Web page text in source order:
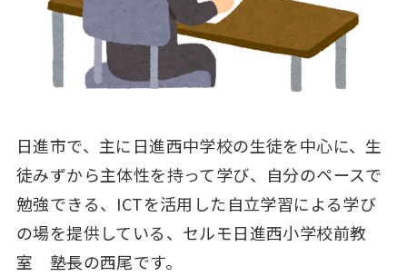
日進市で、主に日進西中学校の生徒を中心に、生
徒みずから主体性を持って学び、自分のペースで
勉強できる、ICTを活用した自立学習による学び
の場を提供している、セルモ日進西小学校前教
室 塾長の西尾です。